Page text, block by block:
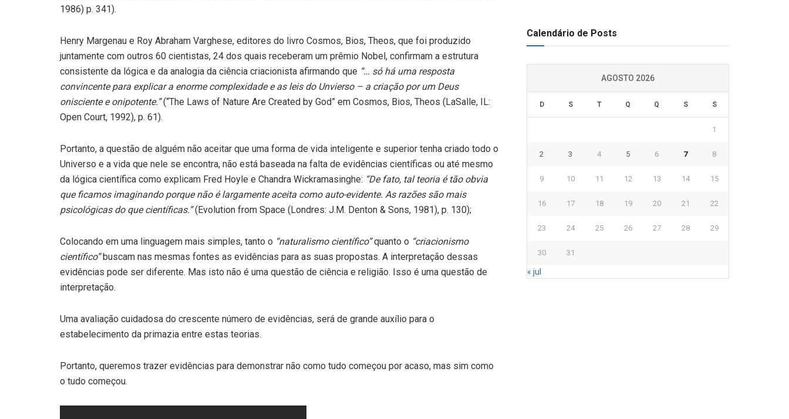
1986) p. 341).
Henry Margenau e Roy Abraham Varghese, editores do livro Cosmos, Bios, Theos, que foi produzido
juntamente com outros 60 cientistas, 24 dos quais receberam um prêmio Nobel, confirmam a estrutura
consistente da lógica e da analogia da ciência criacionista afirmando que “… só há uma resposta
convincente para explicar a enorme complexidade e as leis do Unvierso – a criação por um Deus
onisciente e onipotente.”(“The Laws of Nature Are Created by God” em Cosmos, Bios, Theos (LaSalle, IL:
Open Court, 1992), p. 61).
Portanto, a questão de alguém não aceitar que uma forma de vida inteligente e superior tenha criado todo o
Universo e a vida que nele se encontra, não está baseada na falta de evidências científicas ou até mesmo
da lógica científica como explicam Fred Hoyle e Chandra Wickramasinghe: “De fato, tal teoria é tão obvia
que ficamos imaginando porque não é largamente aceita como auto-evidente. As razões são mais
psicológicas do que científicas.”(Evolution from Space (Londres: J.M. Denton & Sons, 1981), p. 130);
Colocando em uma linguagem mais simples, tanto o “naturalismo científico”quanto o “criacionismo
científico”buscam nas mesmas fontes as evidências para as suas propostas. A interpretação dessas
evidências pode ser diferente. Mas isto não é uma questão de ciência e religião. Isso é uma questão de
interpretação.
Uma avaliação cuidadosa do crescente número de evidências, será de grande auxílio para o
estabelecimento da primazia entre estas teorias.
Portanto, queremos trazer evidências para demonstrar não como tudo começou por acaso, mas sim como
o tudo começou.
Calendário de Posts
AGOSTO 2026
D S T Q Q S S
1
2 3 4 5 6 7 8
9 10 11 12 13 14 15
16 17 18 19 20 21 22
23 24 25 26 27 28 29
30 31
« jul